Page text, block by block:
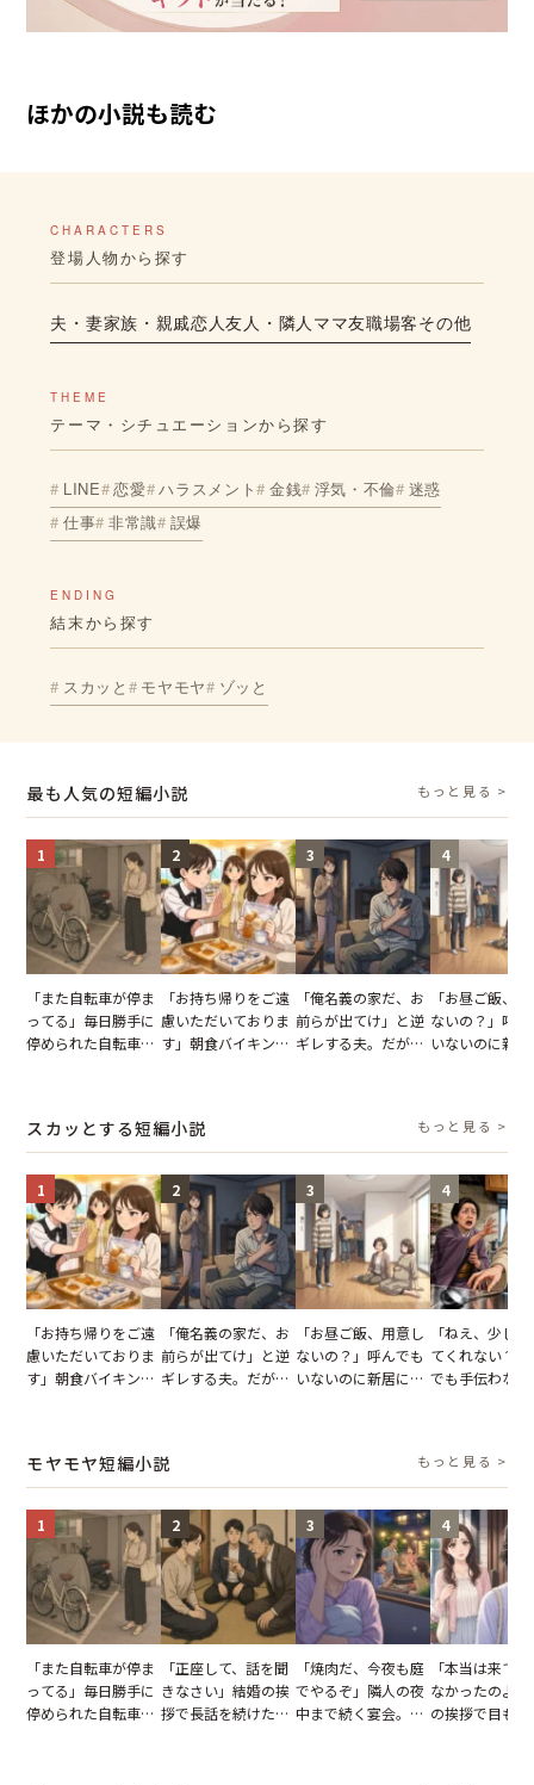
ほかの小説も読む
CHARACTERS
登場人物から探す
夫・妻家族・親戚恋人友人・隣人 ママ友職場客その他
THEME
テーマ・シチュエーションから探す
LINE 恋愛 ハラスメント 金銭 浮気・不倫 迷惑
仕事 非常識 誤爆
ENDING
結末から探す
スカッと モヤモヤ ゾッと
最も人気の短編小説 もっと見る >
1
「また自転車が停ま
ってる」毎日勝手に
停められた自転車。
2
「お持ち帰りをご遠
慮いただいておりま
す」朝食バイキング
が一変
3
「俺名義の家だ、お
前らが出てけ」と逆
ギレする夫。だが、
4
「お昼ご飯、
ないの？」呼
いないのに新
スカッとする短編小説 もっと見る >
1
「お持ち帰りをご遠
慮いただいておりま
す」朝食バイキング
が一変
2
「俺名義の家だ、お
前らが出てけ」と逆
ギレする夫。だが、
3
「お昼ご飯、用意し
ないの？」呼んでも
いないのに新居にあ
4
「ねえ、少し
てくれない？
でも手伝わな
モヤモヤ短編小説 もっと見る >
1
「また自転車が停ま
ってる」毎日勝手に
停められた自転車。
2
「正座して、話を聞
きなさい」結婚の挨
拶で長話を続けた義
3
「焼肉だ、今夜も庭
でやるぞ」隣人の夜
中まで続く宴会。我
4
「本当は来て
なかったのよ
の挨拶で目も